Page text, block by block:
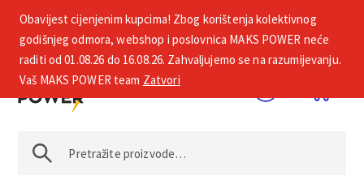
+385 1 2002 575
Obavijest cijenjenim kupcima! Zbog korištenja kolektivnog
godišnjeg odmora, webshop i poslovnica MAKS POWER neće
raditi od 01.08.26 do 16.08.26. Zahvaljujemo se na razumijevanju.
Vaš MAKS POWER team Zatvori